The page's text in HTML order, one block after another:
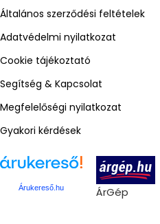
Általános szerződési feltételek
Adatvédelmi nyilatkozat
Cookie tájékoztató
Segítség & Kapcsolat
Megfelelőségi nyilatkozat
Gyakori kérdések
Árukereső.hu ÁrGép